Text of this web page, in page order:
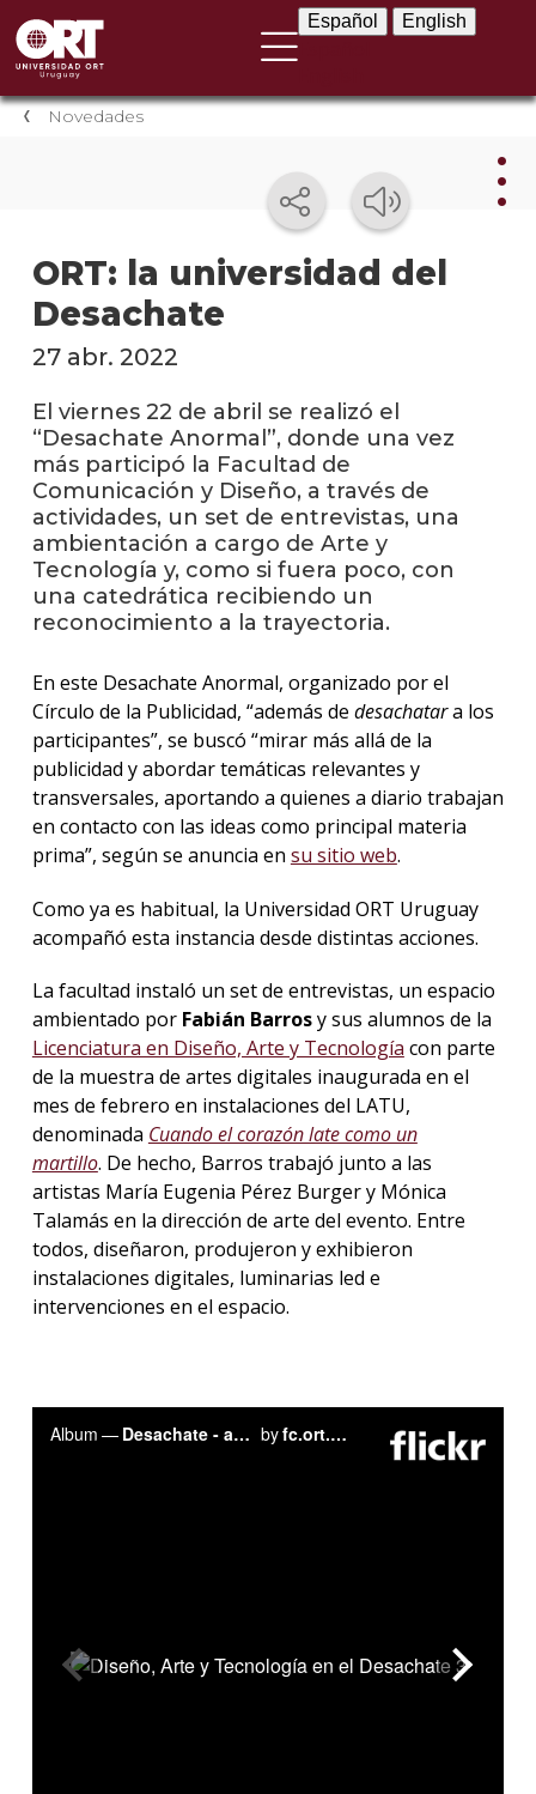
Español English
Novedades
ORT: la universidad del
Desachate
Blog
27 abr. 2022
El viernes 22 de abril se realizó el
“Desachate Anormal”, donde una vez
más participó la Facultad de
Comunicación y Diseño, a través de
actividades, un set de entrevistas, una
ambientación a cargo de Arte y
Tecnología y, como si fuera poco, con
una catedrática recibiendo un
reconocimiento a la trayectoria.
En este Desachate Anormal, organizado por el
Círculo de la Publicidad, “además de desachatara los
participantes”, se buscó “mirar más allá de la
publicidad y abordar temáticas relevantes y
transversales, aportando a quienes a diario trabajan
en contacto con las ideas como principal materia
prima”, según se anuncia en su sitio web.
Como ya es habitual, la Universidad ORT Uruguay
acompañó esta instancia desde distintas acciones.
La facultad instaló un set de entrevistas, un espacio
ambientado por Fabián Barrosy sus alumnos de la
Licenciatura en Diseño, Arte y Tecnología con parte
de la muestra de artes digitales inaugurada en el
mes de febrero en instalaciones del LATU,
denominada Cuando el corazón late como un
martillo. De hecho, Barros trabajó junto a las
artistas María Eugenia Pérez Burger y Mónica
Talamás en la dirección de arte del evento. Entre
todos, diseñaron, produjeron y exhibieron
instalaciones digitales, luminarias led e
intervenciones en el espacio.